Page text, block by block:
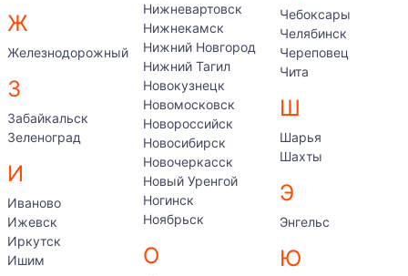
Ж
Железнодорожный
З
Забайкальск
Зеленоград
И
Иваново
Ижевск
Иркутск
Ишим
Нижневартовск
Нижнекамск
Нижний Новгород
Нижний Тагил
Новокузнецк
Новомосковск
Новороссийск
Новосибирск
Новочеркасск
Новый Уренгой
Ногинск
Ноябрьск
О
Чебоксары
Челябинск
Череповец
Чита
Ш
Шарья
Шахты
Э
Энгельс
Ю